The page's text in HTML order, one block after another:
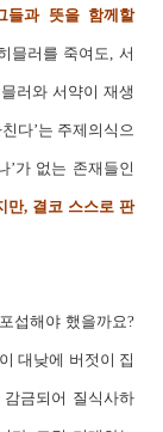
들과 뜻을 함께할
믈러를 죽여도, 서
러와 서약이 재생
다’는 주제의식으
’가 없는 존재들인
만, 결코 스스로 판
섭해야 했을까요?
대낮에 버젓이 집
금되어 질식사하